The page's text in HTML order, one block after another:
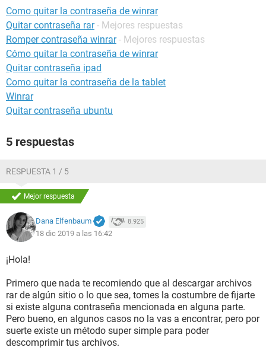
Como quitar la contraseña de winrar
Quitar contraseña rar - Mejores respuestas
Romper contraseña winrar - Mejores respuestas
Cómo quitar la contraseña de winrar
Quitar contraseña ipad
Como quitar la contraseña de la tablet
Winrar
Quitar contraseña ubuntu
5 respuestas
RESPUESTA 1 / 5
Mejor respuesta
Dana Elfenbaum 8.925
18 dic 2019 a las 16:42
¡Hola!
Primero que nada te recomiendo que al descargar archivos
rar de algún sitio o lo que sea, tomes la costumbre de fijarte
si existe alguna contraseña mencionada en alguna parte.
Pero bueno, en algunos casos no la vas a encontrar, pero por
suerte existe un método super simple para poder
descomprimir tus archivos.